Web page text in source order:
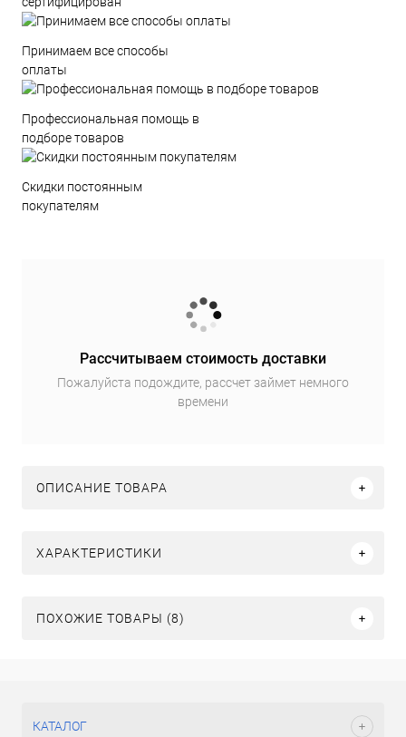
Принимаем все способы
оплаты
Профессиональная помощь в
подборе товаров
Скидки постоянным
покупателям
Рассчитываем стоимость доставки
Пожалуйста подождите, рассчет займет немного
времени
ОПИСАНИЕ ТОВАРА
ХАРАКТЕРИСТИКИ
ПОХОЖИЕ ТОВАРЫ (8)
КАТАЛОГ